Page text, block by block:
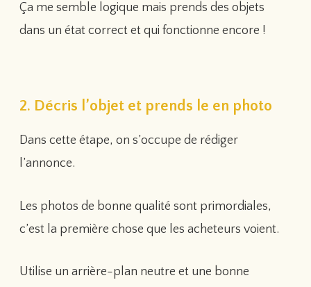
Ça me semble logique mais prends des objets
dans un état correct et qui fonctionne encore !
2. Décris l’objet et prends le en photo
Dans cette étape, on s’occupe de rédiger
l’annonce.
Les photos de bonne qualité sont primordiales,
c’est la première chose que les acheteurs voient.
Utilise un arrière-plan neutre et une bonne